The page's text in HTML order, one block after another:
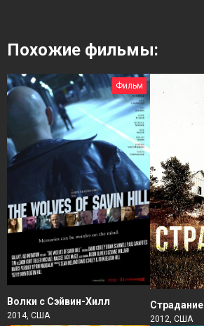
Похожие фильмы:
Фильм
Волки с Сэйвин-Хилл
2014, США
Страдание
2012, США